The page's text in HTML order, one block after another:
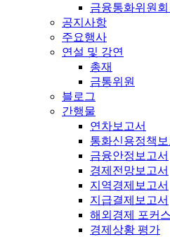
금융통화위원
공지사항
주요행사
연설 및 강연
총재
금통위원
블로그
간행물
연차보고서
통화신용정책보
금융안정보고서
경제전망보고서
지역경제보고서
지급결제보고서
해외경제 포커스
경제상황 평가